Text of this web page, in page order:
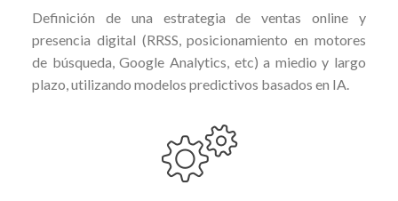
Definición de una estrategia de ventas online y
presencia digital (RRSS, posicionamiento en motores
de búsqueda, Google Analytics, etc) a miedio y largo
plazo, utilizando modelos predictivos basados en IA.